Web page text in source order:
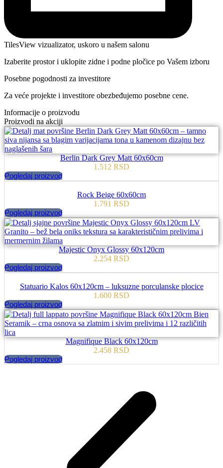
TilesView vizualizator, uskoro u našem salonu
Izaberite prostor i uklopite zidne i podne pločice po Vašem izboru
Posebne pogodnosti za investitore
Za veće projekte i investitore obezbeđujemo posebne cene.
Informacije o proizvodu
Proizvodi na akciji
Berlin Dark Grey Matt 60x60cm
1.512 RSD
Pogledaj proizvod
Rock Beige 60x60cm
1.791 RSD
Pogledaj proizvod
Majestic Onyx Glossy 60x120cm
2.254 RSD
Pogledaj proizvod
Statuario Kalos 60x120cm – luksuzne porculanske plocice
1.600 RSD
Pogledaj proizvod
Magnifique Black 60x120cm
2.458 RSD
Pogledaj proizvod